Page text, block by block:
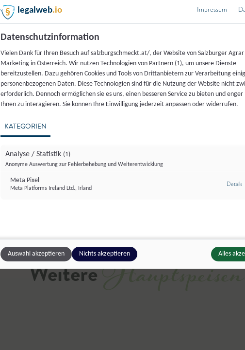
danach mit Rucola,
9.
Zum Backen der Pizza braucht
besten einen Pizzastein mit der
möglich auf 300 Grad vorheizen.
Heute möchte ich mit euch eine kleine Reise
die Kultur, das Meer und vor allem die
sonnengereiften Tomaten und frischen
Teller zaubern. Ich wünsche euch dazu gutes
Dieses Rezept
Liken
WeitereHauptspeisen
legalweb.io Impressum
Datenschutzinformation
Vielen Dank für Ihren Besuch auf salzburgschmeckt.at/, der Website von Salzburger Agrar
Marketing in Österreich. Wir nutzen Technologien von Partnern (1), um unsere Dienste
bereitzustellen. Dazu gehören Cookies und Tools von Drittanbietern zur Verarbeitung
personenbezogenen Daten. Diese Technologien sind für die Nutzung der Website nicht
erforderlich. Dennoch ermöglichen sie es uns, einen besseren Service zu bieten und
Ihnen zu interagieren. Sie können Ihre Einwilligung jederzeit anpassen oder widerrufen.
KATEGORIEN
Analyse / Statistik (1)
Anonyme Auswertung zur Fehlerbehebung und Weiterentwicklung
Meta Pixel
Meta Platforms Ireland Ltd., Irland
Details
Auswahl akzeptieren Nichts akzeptieren Alles